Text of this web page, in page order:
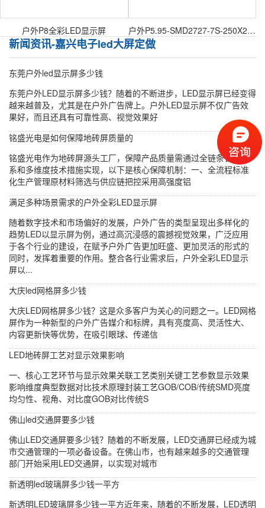
户外P8全彩LED显示屏 户外P5.95-SMD2727-7S-250X250mm户外表贴模组
新闻资讯-嘉兴电子led大屏定做
东莞户外led显示屏多少钱
东莞户外LED显示屏多少钱？随着的不断进步，LED显示屏已经变得
越来越普及，尤其是在户外广告牌上。户外LED显示屏不仅广告效
果好，而且还具有可靠性高、视觉效果好
铭盛光电是如何保障地砖屏质量的
铭盛光电作为地砖屏源头工厂，保障产品质量需通过全链条管控体
系和多维度技术措施实现，以下是核心保障机制：一、全流程标准
化生产管理原材料筛选与供应链把控采用高强度铝
满足多种场景需求的户外全彩LED显示屏
随着数字技术和市场偏好的发展，户外广告的类型呈现出多样化的
趋势LED以显示屏为例，通过高沉浸感的震撼视觉效果，广泛应用
于各个行业的建设，在赋予户外广告更加旺盛、更加灵活的形式的
同时，发挥着重要的作用。整合各行业需求后，户外全彩LED显示
屏以...
大庆led网格屏多少钱
大庆LED网格屏多少钱？这是众多客户为关心的问题之一。LED网格
屏作为一种新型的户外广告媒介和标牌，具有亮度高、灵活性大、
内容更新快等优势，在吸引眼球、传递信
LED地砖屏工艺对显示效果影响
一、核心工艺环节与显示效果关联工艺类别关键工艺参数显示效果
影响维度典型数据对比技术原理封装工艺GOB/COB/传统SMD亮度
均匀性、视角、对比度GOB对比传统S
佛山led交通屏要多少钱
佛山LED交通屏要多少钱？随着的不断发展，LED交通屏已经成为城
市交通管理的一项必备设备。在佛山市，也有越来越多的交通管理
部门开始采用LED交通屏，以实现对城市
新透明led玻璃屏多少钱一平方
新透明LED玻璃屏多少钱一平方近年来，随着的不断发展，LED透明